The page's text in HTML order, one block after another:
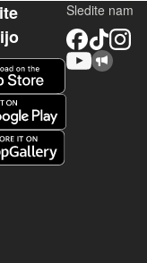
Sledite nam